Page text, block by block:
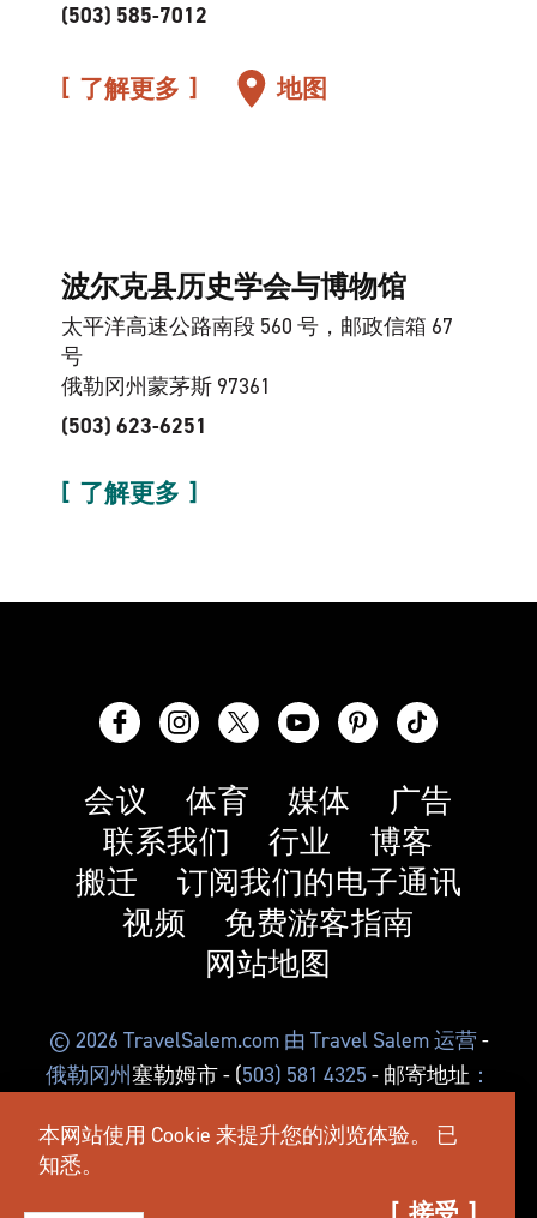
(503) 585-7012
了解更多 地图
波尔克县历史学会与博物馆
太平洋高速公路南段 560 号，邮政信箱 67
号
俄勒冈州蒙茅斯 97361
(503) 623-6251
了解更多
会议 体育 媒体
广告
联系我们
行业
博客
搬迁
订阅我们的电子通讯
视频
免费游客指南
网站地图
© 2026 TravelSalem.com 由 Travel Salem 运营-
俄勒冈州塞勒姆市- (503) 581 4325 - 邮寄地址 ：
97301
本网站使用 Cookie 来提升您的浏览体验。 已
知悉。